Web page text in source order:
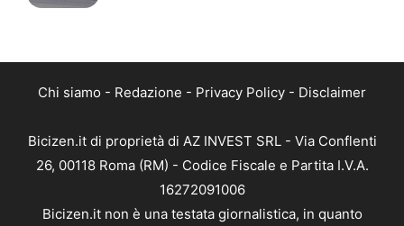
Chi siamo - Redazione - Privacy Policy - Disclaimer
Bicizen.it di proprietà di AZ INVEST SRL - Via Conflenti
26, 00118 Roma (RM) - Codice Fiscale e Partita I.V.A.
16272091006
Bicizen.it non è una testata giornalistica, in quanto